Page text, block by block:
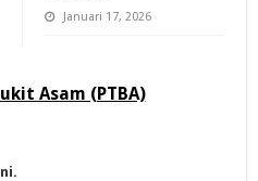
Januari 17, 2026
Asam (PTBA)